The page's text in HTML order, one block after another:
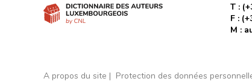
T :
F :
M :
A propos du site Protection des données